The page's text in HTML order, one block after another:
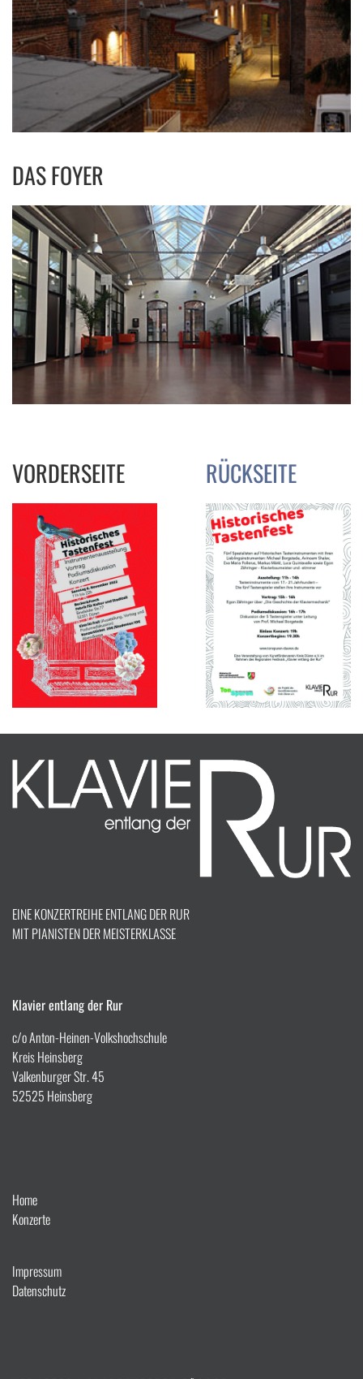
DAS FOYER
VORDERSEITE RÜCKSEITE
EINE KONZERTREIHE ENTLANG DER RUR
MIT PIANISTEN DER MEISTERKLASSE
Klavier entlang der Rur
c/o Anton-Heinen-Volkshochschule
Kreis Heinsberg
Valkenburger Str. 45
52525 Heinsberg
Home
Konzerte
Impressum
Datenschutz